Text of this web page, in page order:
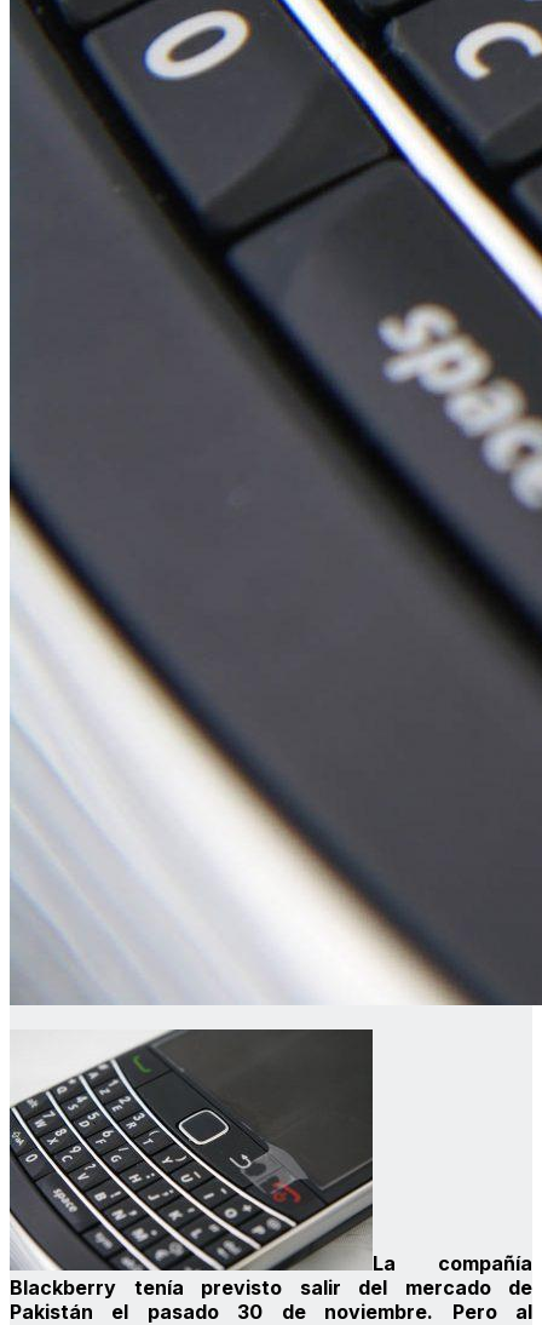
La compañía
Blackberry tenía previsto salir del mercado de
Pakistán el pasado 30 de noviembre. Pero al